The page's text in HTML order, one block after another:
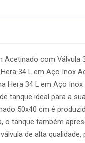
Acetinado com Válvula
34 L em Aço Inox
Hera 34 L em Aço
tanque ideal para a
50x40 cm é
o tanque também
de alta